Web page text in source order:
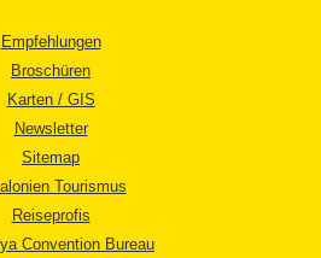
Empfehlungen
Broschüren
Karten / GIS
Newsletter
Sitemap
Tourismus
Reiseprofis
Convention Bureau